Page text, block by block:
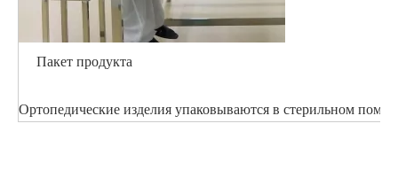
Пакет продукта
Ортопедические изделия упаковываются в стерильном